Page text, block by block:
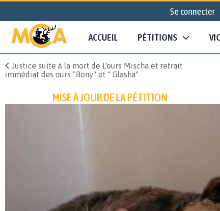
Se connecter
ACCUEIL PÉTITIONS
Justice suite à la mort de L'ours Mischa et retrait
immédiat des ours "Bony" et " Glasha"
MISE À JOUR DE LA PÉTITION